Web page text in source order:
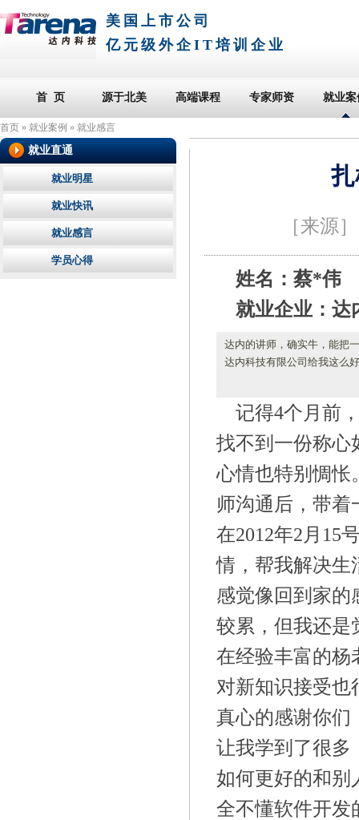
美国上市公司
亿元级外企IT培训企业
首 页 源于北美 高端课程 专家师资 就业案
首页 » 就业案例 » 就业感言
［来源
姓名：蔡*伟
就业企业：达
达内的讲师，确实牛，能把
达内科技有限公司给我这么
记得4个月前
找不到一份称心
心情也特别惆怅
师沟通后，带着
在2012年2月15
情，帮我解决生
感觉像回到家的
较累，但我还是
在经验丰富的杨
对新知识接受也
真心的感谢你们
让我学到了很多
如何更好的和别
全不懂软件开发
就业直通
就业明星
就业快讯
就业感言
学员心得